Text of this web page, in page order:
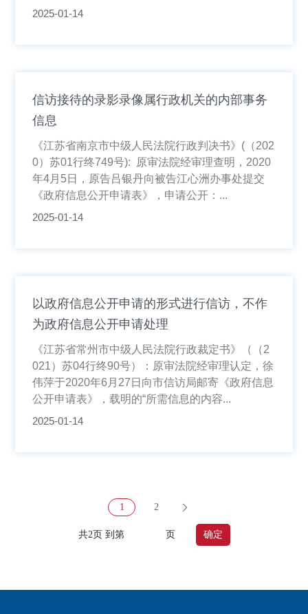
2025-01-14
信访接待的录影录像属行政机关的内部事务
信息
《江苏省南京市中级人民法院行政判决书》(（202
0）苏01行终749号): 原审法院经审理查明，2020
年4月5日，原告吕银丹向被告江心洲办事处提交
《政府信息公开申请表》，申请公开：...
2025-01-14
以政府信息公开申请的形式进行信访，不作
为政府信息公开申请处理
《江苏省常州市中级人民法院行政裁定书》（（2
021）苏04行终90号）：原审法院经审理认定，徐
伟萍于2020年6月27日向市信访局邮寄《政府信息
公开申请表》，载明的“所需信息的内容...
2025-01-14
1 2
共2页 到第 页 确定